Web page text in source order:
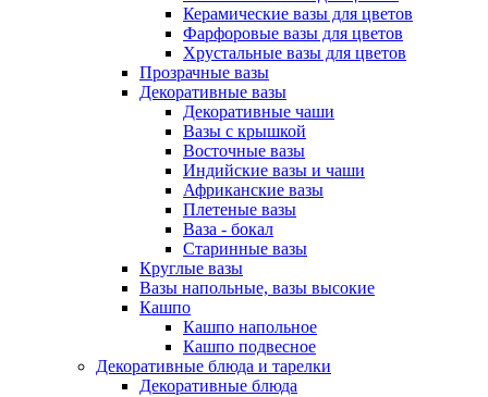
Керамические вазы для цветов
Фарфоровые вазы для цветов
Хрустальные вазы для цветов
Прозрачные вазы
Декоративные вазы
Декоративные чаши
Вазы с крышкой
Восточные вазы
Индийские вазы и чаши
Африканские вазы
Плетеные вазы
Ваза - бокал
Старинные вазы
Круглые вазы
Вазы напольные, вазы высокие
Кашпо
Кашпо напольное
Кашпо подвесное
Декоративные блюда и тарелки
Декоративные блюда